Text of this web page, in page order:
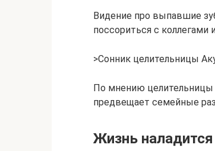
Видение про выпавшие
поссориться с коллегами
>Сонник целительницы
По мнению целительницы
предвещает семейные
Жизнь наладится